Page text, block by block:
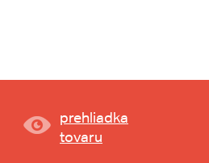
prehliadka
tovaru